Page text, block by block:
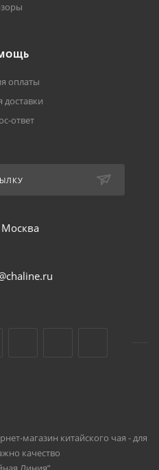
оплаты
доставки
ответ
Москва
магазин китайского чая - для
качество